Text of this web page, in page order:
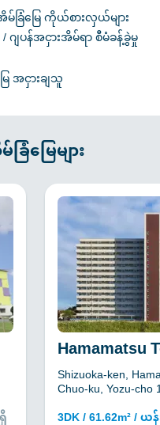
ြံမြေ ကိုယ်စားလှယ်များ
ျပန်အငှားအိမ်ရာ စီမံခန့်ခွဲမှု
ေ အငှားချသူ
ြံမြေများ
Hamamatsu
Shizuoka-ken,
Chuo-ku, Yozu-cho
3DK / 61.62m² / ယ